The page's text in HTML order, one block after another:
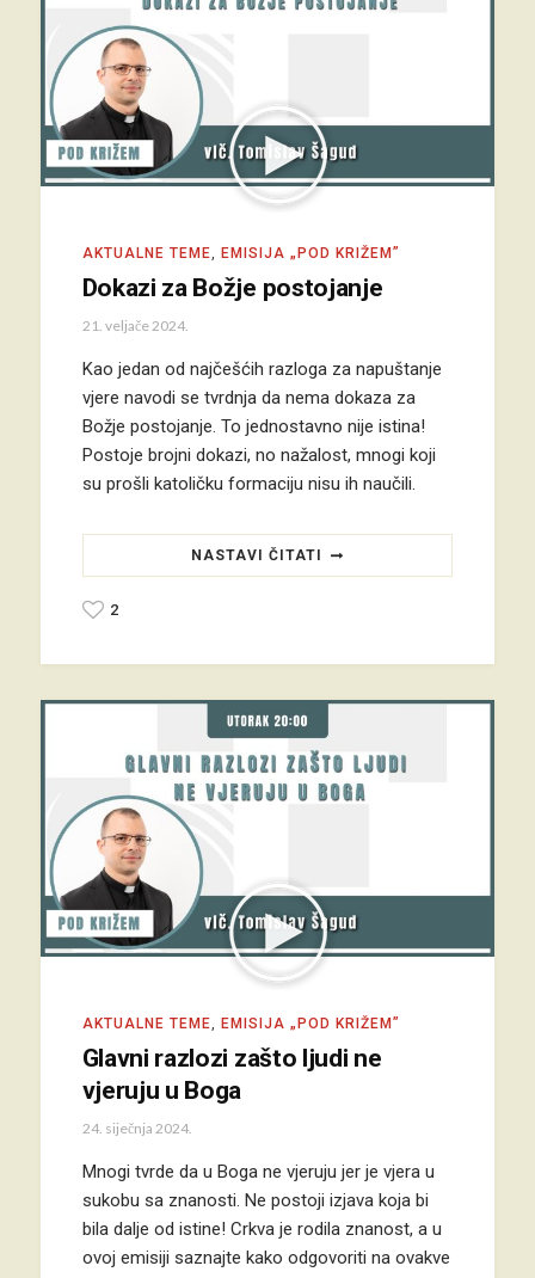
AKTUALNE TEME, EMISIJA „POD KRIŽEM”
Dokazi za Božje postojanje
21. veljače 2024.
Kao jedan od najčešćih razloga za napuštanje
vjere navodi se tvrdnja da nema dokaza za
Božje postojanje. To jednostavno nije istina!
Postoje brojni dokazi, no nažalost, mnogi koji
su prošli katoličku formaciju nisu ih naučili.
NASTAVI ČITATI
2
AKTUALNE TEME, EMISIJA „POD KRIŽEM”
Glavni razlozi zašto ljudi ne
vjeruju u Boga
24. siječnja 2024.
Mnogi tvrde da u Boga ne vjeruju jer je vjera u
sukobu sa znanosti. Ne postoji izjava koja bi
bila dalje od istine! Crkva je rodila znanost, a u
ovoj emisiji saznajte kako odgovoriti na ovakve